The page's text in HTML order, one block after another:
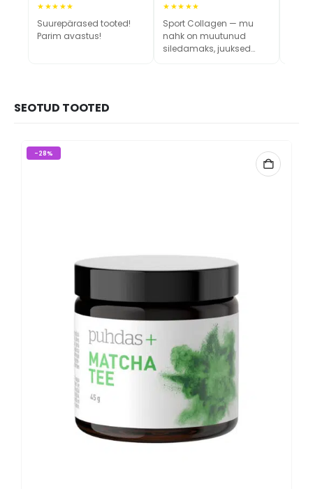
★★★★★
Suurepärased tooted!
Parim avastus!
★★★★★
Sport Collagen — mu
nahk on muutunud
siledamaks, juuksed
SEOTUD TOOTED
-28%